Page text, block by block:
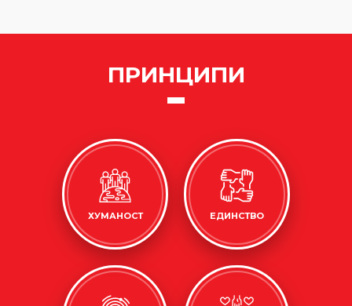
ПРИНЦИПИ
ХУМАНОСТ ЕДИНСТВО